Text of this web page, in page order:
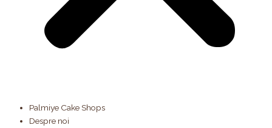
Palmiye Cake Shops
Despre noi